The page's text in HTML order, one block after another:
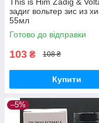
задиг вольтер зис из
55мл
Готово до відправки
103 ₴ 108 ₴
Купити
–5%